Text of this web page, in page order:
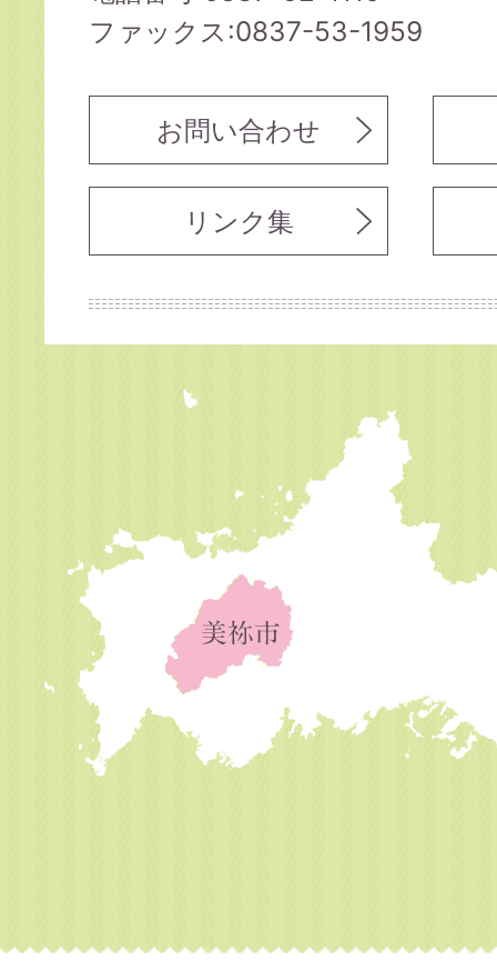
ファックス:0837-53-1959
お問い合わせ
リンク集